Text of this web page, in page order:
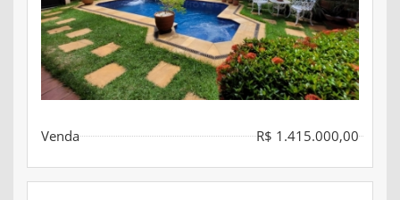
Venda R$ 1.415.000,00